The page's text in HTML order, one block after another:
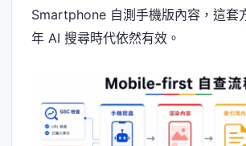
Smartphone 自測手機版內容，這套
年 AI 搜尋時代依然有效。